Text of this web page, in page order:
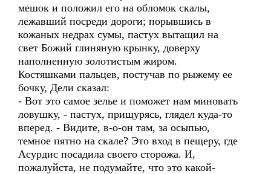
мешок и положил его на обломок скалы,
лежавший посреди дороги; порывшись в
кожаных недрах сумы, пастух вытащил на
свет Божий глиняную крынку, доверху
наполненную золотистым жиром.
Костяшками пальцев, постучав по рыжему ее
бочку, Дели сказал:
- Вот это самое зелье и поможет нам миновать
ловушку, - пастух, прищурясь, глядел куда-то
вперед. - Видите, в-о-он там, за осыпью,
темное пятно на скале? Это вход в пещеру, где
Асурдис посадила своего сторожа. И,
пожалуйста, не подумайте, что это какой-